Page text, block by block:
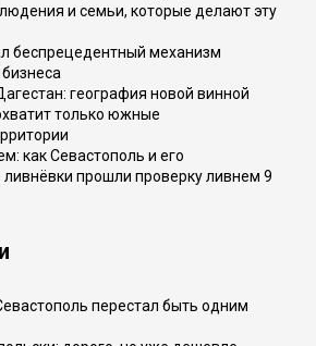
и семьи, которые делают эту
беспрецедентный механизм
география новой винной
только южные
как Севастополь и его
прошли проверку ливнем 9
перестал быть одним